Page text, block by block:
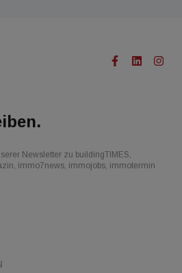
Newsletter zu buildingTIMES,
immo7news, immojobs, immotermin